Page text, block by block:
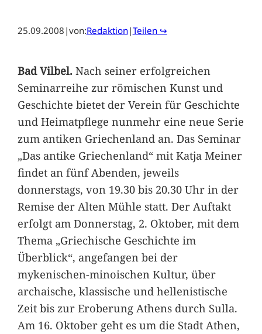
25.09.2008 |von:Redaktion|Teilen ↪
Bad Vilbel.Nach seiner erfolgreichen
Seminarreihe zur römischen Kunst und
Geschichte bietet der Verein für Geschichte
und Heimatpflege nunmehr eine neue Serie
zum antiken Griechenland an. Das Seminar
„Das antike Griechenland“ mit Katja Meiner
findet an fünf Abenden, jeweils
donnerstags, von 19.30 bis 20.30 Uhr in der
Remise der Alten Mühle statt. Der Auftakt
erfolgt am Donnerstag, 2. Oktober, mit dem
Thema „Griechische Geschichte im
Überblick“, angefangen bei der
mykenischen-minoischen Kultur, über
archaische, klassische und hellenistische
Zeit bis zur Eroberung Athens durch Sulla.
Am 16. Oktober geht es um die Stadt Athen,